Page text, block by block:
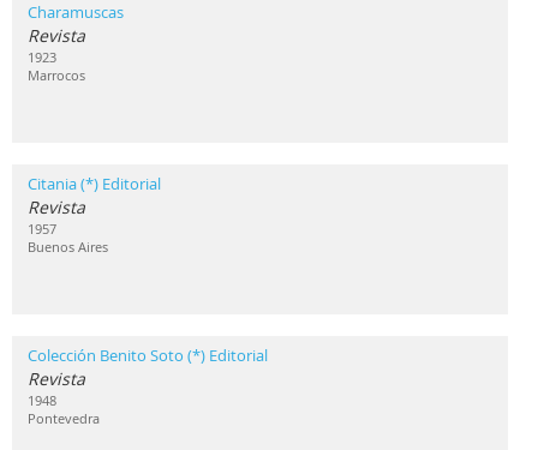
Charamuscas
Revista
1923
Marrocos
Citania (*) Editorial
Revista
1957
Buenos Aires
Colección Benito Soto (*) Editorial
Revista
1948
Pontevedra